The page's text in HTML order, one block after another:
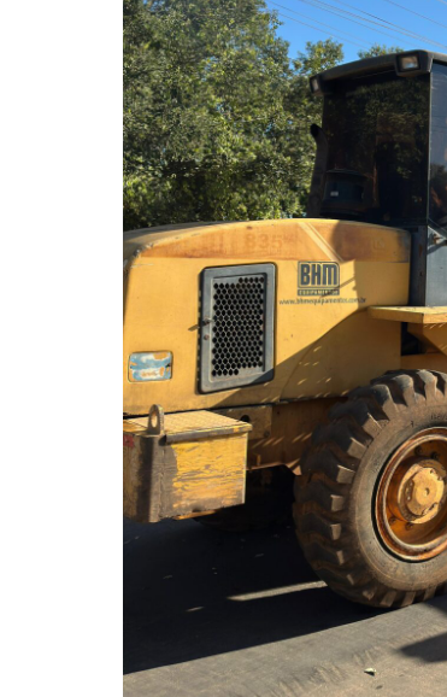
Itapuranga
Jaraguá
Jardim
Niquelândia
Nova América
Nova Crixás
Nova Glória
Nova Iguaçu
Porangatu
Rialma
Rianápolis
Rio Verde
Rubiataba
Santa Isabel
Santa